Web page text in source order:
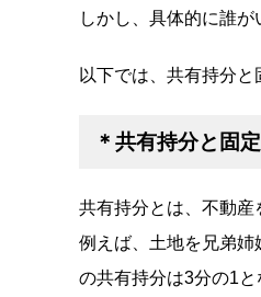
しかし、具体的に誰
以下では、共有持分
＊共有持分と固
共有持分とは、不動産
例えば、土地を兄弟
の共有持分は3分の1と